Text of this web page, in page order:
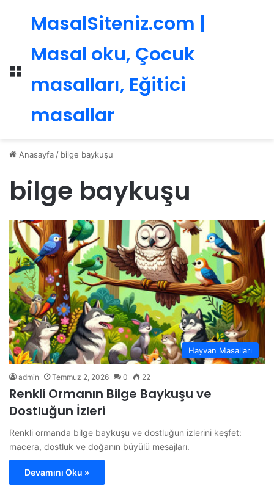
Menü
MasalSiteniz.com |
Masal oku, Çocuk
masalları, Eğitici
masallar
Anasayfa / bilge baykuşu
bilge baykuşu
Hayvan Masalları
admin Temmuz 2, 2026 0 22
Renkli Ormanın Bilge Baykuşu ve
Dostluğun İzleri
Renkli ormanda bilge baykuşu ve dostluğun izlerini keşfet:
macera, dostluk ve doğanın büyülü mesajları.
Devamını Oku »